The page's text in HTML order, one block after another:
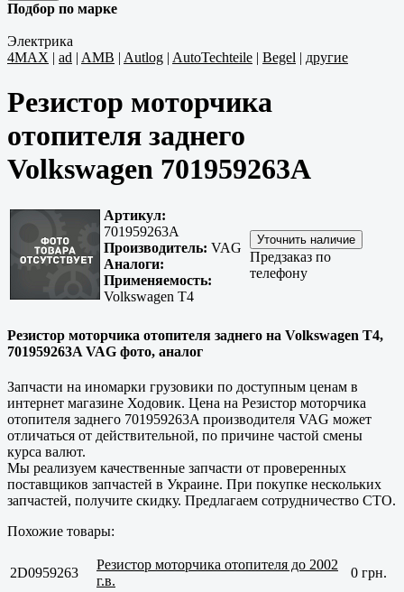
Подбор по марке
Электрика
4MAX | ad | AMB | Autlog | AutoTechteile | Begel | другие
Резистор моторчика
отопителя заднего
Volkswagen 701959263A
Артикул:
701959263A
Производитель: VAG
Аналоги:
Применяемость:
Volkswagen T4
Предзаказ по
телефону
Резистор моторчика отопителя заднего на Volkswagen T4,
701959263A VAG фото, аналог
Запчасти на иномарки грузовики по доступным ценам в
интернет магазине Ходовик. Цена на Резистор моторчика
отопителя заднего 701959263A производителя VAG может
отличаться от действительной, по причине частой смены
курса валют.
Мы реализуем качественные запчасти от проверенных
поставщиков запчастей в Украине. При покупке нескольких
запчастей, получите скидку. Предлагаем сотрудничество СТО.
Похожие товары:
2D0959263
Резистор моторчика отопителя до 2002
г.в.
0 грн.